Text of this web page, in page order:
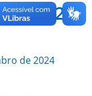
2022
de 2024